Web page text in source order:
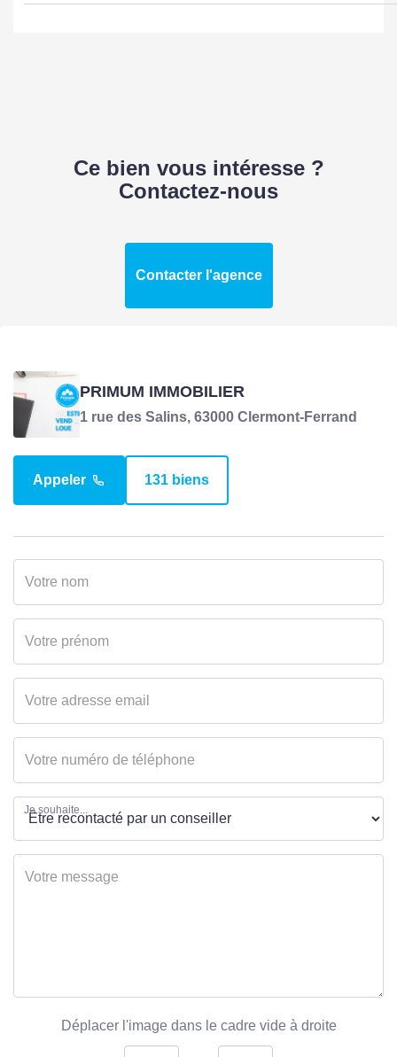
Ce bien vous intéresse ?
Contactez-nous
Contacter l'agence
PRIMUM IMMOBILIER
1 rue des Salins, 63000 Clermont-Ferrand
Appeler 131 biens
Je souhaite...
Déplacer l'image dans le cadre vide à droite